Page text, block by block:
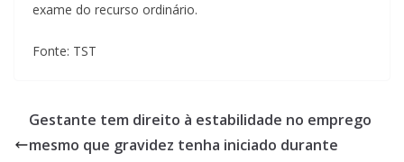
exame do recurso ordinário.
Fonte: TST
Gestante tem direito à estabilidade no emprego
mesmo que gravidez tenha iniciado durante